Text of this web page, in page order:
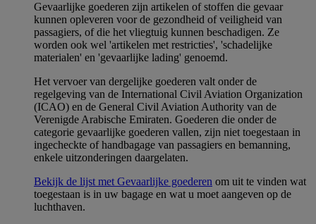
Gevaarlijke goederen zijn artikelen of stoffen die gevaar
kunnen opleveren voor de gezondheid of veiligheid van
passagiers, of die het vliegtuig kunnen beschadigen. Ze
worden ook wel 'artikelen met restricties', 'schadelijke
materialen' en 'gevaarlijke lading' genoemd.
Het vervoer van dergelijke goederen valt onder de
regelgeving van de International Civil Aviation Organization
(ICAO) en de General Civil Aviation Authority van de
Verenigde Arabische Emiraten. Goederen die onder de
categorie gevaarlijke goederen vallen, zijn niet toegestaan in
ingecheckte of handbagage van passagiers en bemanning,
enkele uitzonderingen daargelaten.
Bekijk de lijst met Gevaarlijke goederen om uit te vinden wat
toegestaan is in uw bagage en wat u moet aangeven op de
luchthaven.